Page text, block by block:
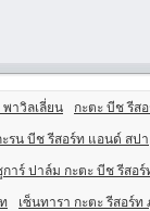
พาวิลเลี่ยน กะตะ บีช รีส
ะรน บีช รีสอร์ท แอนด์ สปา
การ์ ปาล์ม กะตะ บีช รีสอร์
เซ็นทารา กะตะ รีสอร์ท